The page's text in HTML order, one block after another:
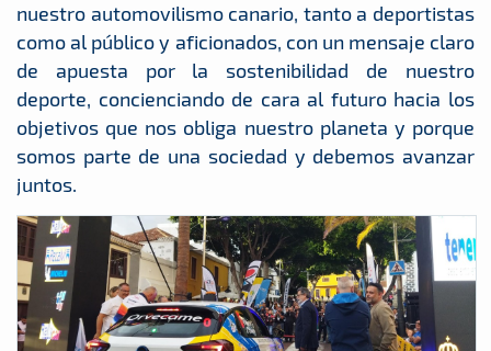
nuestro automovilismo canario, tanto a deportistas
como al público y aficionados, con un mensaje claro
de apuesta por la sostenibilidad de nuestro
deporte, concienciando de cara al futuro hacia los
objetivos que nos obliga nuestro planeta y porque
somos parte de una sociedad y debemos avanzar
juntos.